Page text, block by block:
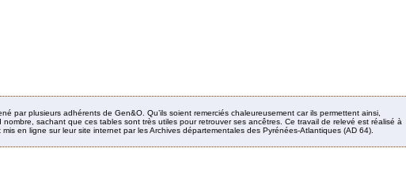
par plusieurs adhérents de Gen&O. Qu’ils soient remerciés chaleureusement car ils permettent ainsi,
sachant que ces tables sont très utiles pour retrouver ses ancêtres. Ce travail de relevé est réalisé à
en ligne sur leur site internet par les Archives départementales des Pyrénées-Atlantiques (AD 64).